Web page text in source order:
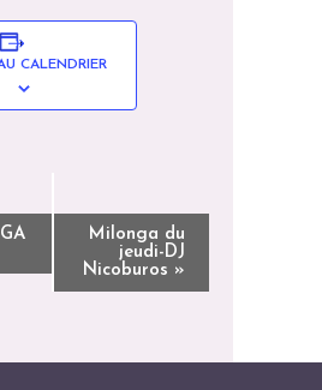
CALENDRIER
Milonga du
jeudi-DJ
Nicoburos »